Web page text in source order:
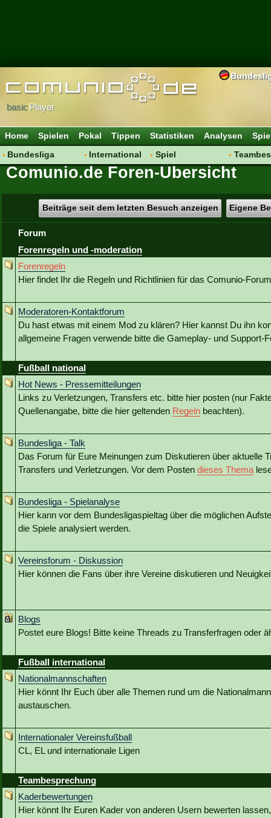
basicPlayer
Home Spielen Pokal Tippen Statistiken Analysen
Bundesliga
Hot News
Spielanalyse
Vereinsdiskussion
Vereinsfragen
International
Vereine
Spiel
Regeln & Tipps
Comunio.de Foren-Übersicht
Beiträge seit dem letzten Besuch anzeigen Eigene
Forum
Forenregeln und -moderation
Forenregeln
Hier findet Ihr die Regeln und Richtlinien für das Comunio-
Moderatoren-Kontaktforum
Du hast etwas mit einem Mod zu klären? Hier kannst Du ihn
allgemeine Fragen verwende bitte die Gameplay- und Support-
Fußball national
Hot News - Pressemitteilungen
Links zu Verletzungen, Transfers etc. bitte hier posten (nur
Quellenangabe, bitte die hier geltenden Regeln beachten).
Bundesliga - Talk
Das Forum für Eure Meinungen zum Diskutieren über aktuelle
Transfers und Verletzungen. Vor dem Posten dieses Thema
Bundesliga - Spielanalyse
Hier kann vor dem Bundesligaspieltag über die möglichen
die Spiele analysiert werden.
Vereinsforum - Diskussion
Hier können die Fans über ihre Vereine diskutieren und
Blogs
Postet eure Blogs! Bitte keine Threads zu Transferfragen oder
Fußball international
Nationalmannschaften
Hier könnt Ihr Euch über alle Themen rund um die
austauschen.
Internationaler Vereinsfußball
CL, EL und internationale Ligen
Teambesprechung
Kaderbewertungen
Hier könnt Ihr Euren Kader von anderen Usern bewerten